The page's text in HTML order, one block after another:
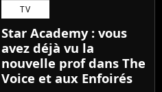
du silence et se dit
soulagé de ne plus être
sur...
TV
Star Academy : vous
avez déjà vu la
nouvelle prof dans The
Voice et aux Enfoirés